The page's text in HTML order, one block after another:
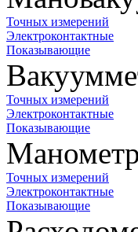
Точных измерений
Электроконтактные
Показывающие
Точных измерений
Электроконтактные
Показывающие
Точных измерений
Электроконтактные
Показывающие